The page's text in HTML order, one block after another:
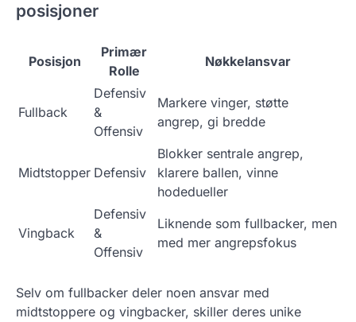
posisjoner
Posisjon
Primær
Rolle
Nøkkelansvar
Fullback
Defensiv
&
Offensiv
Markere vinger, støtte
angrep, gi bredde
Midtstopper Defensiv
Blokker sentrale angrep,
klarere ballen, vinne
hodedueller
Vingback
Defensiv
&
Offensiv
Liknende som fullbacker, men
med mer angrepsfokus
Selv om fullbacker deler noen ansvar med
midtstoppere og vingbacker, skiller deres unike